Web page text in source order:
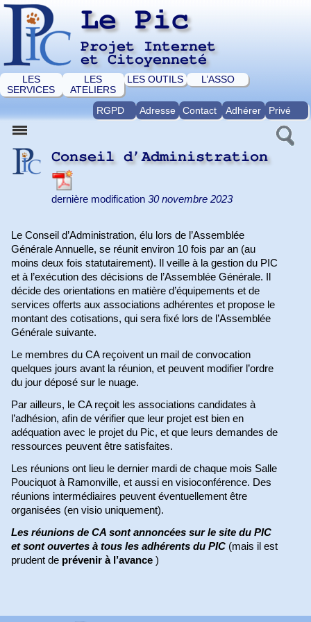
Le Pic
Projet Internet
et Citoyenneté
LES
SERVICES
LES
ATELIERS
LES OUTILS L’ASSO
RGPD Adresse Contact Adhérer Privé
Conseil d’Administration
dernière modification 30 novembre 2023
Le Conseil d’Administration, élu lors de l’Assemblée
Générale Annuelle, se réunit environ 10 fois par an (au
moins deux fois statutairement). Il veille à la gestion du PIC
et à l’exécution des décisions de l’Assemblée Générale. Il
décide des orientations en matière d’équipements et de
services offerts aux associations adhérentes et propose le
montant des cotisations, qui sera fixé lors de l’Assemblée
Générale suivante.
Le membres du CA reçoivent un mail de convocation
quelques jours avant la réunion, et peuvent modifier l’ordre
du jour déposé sur le nuage.
Par ailleurs, le CA reçoit les associations candidates à
l’adhésion, afin de vérifier que leur projet est bien en
adéquation avec le projet du Pic, et que leurs demandes de
ressources peuvent être satisfaites.
Les réunions ont lieu le dernier mardi de chaque mois Salle
Pouciquot à Ramonville, et aussi en visioconférence. Des
réunions intermédiaires peuvent éventuellement être
organisées (en visio uniquement).
Les réunions de CA sont annoncées sur le site du PIC
et sont ouvertes à tous les adhérents du PIC (mais il est
prudent de prévenir à l’avance )